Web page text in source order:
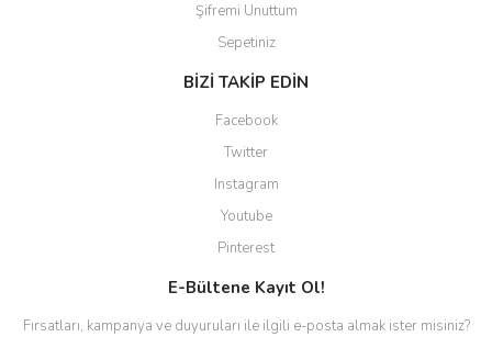
Şifremi Unuttum
Sepetiniz
BİZİ TAKİP EDİN
Facebook
Twitter
Instagram
Youtube
Pinterest
E-Bültene Kayıt Ol!
Fırsatları, kampanya ve duyuruları ile ilgili e-posta almak ister misiniz?